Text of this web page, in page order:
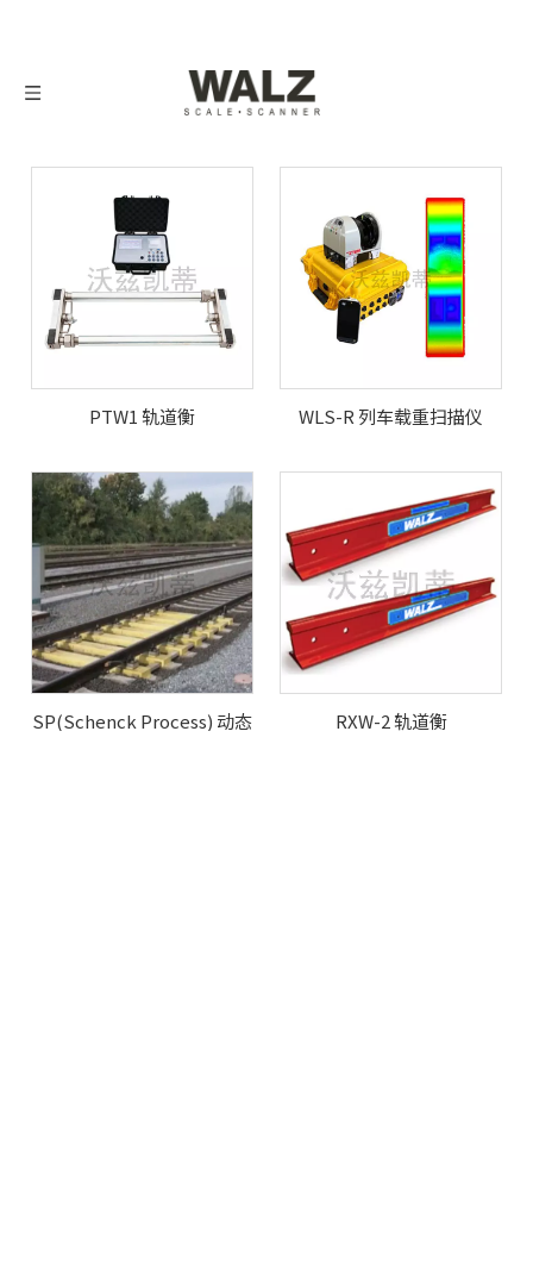
PTW1 轨道衡 WLS-R 列车载重扫描仪
SP(Schenck Process) 动态
RXW-2 轨道衡